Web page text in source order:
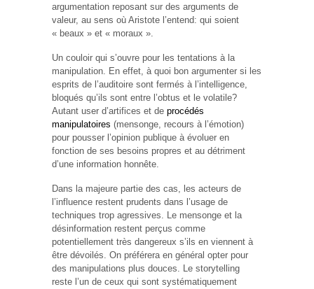
argumentation reposant sur des arguments de
valeur, au sens où Aristote l’entend: qui soient
« beaux » et « moraux ».
Un couloir qui s’ouvre pour les tentations à la
manipulation. En effet, à quoi bon argumenter si les
esprits de l’auditoire sont fermés à l’intelligence,
bloqués qu’ils sont entre l’obtus et le volatile?
Autant user d’artifices et de procédés
manipulatoires (mensonge, recours à l’émotion)
pour pousser l’opinion publique à évoluer en
fonction de ses besoins propres et au détriment
d’une information honnête.
Dans la majeure partie des cas, les acteurs de
l’influence restent prudents dans l’usage de
techniques trop agressives. Le mensonge et la
désinformation restent perçus comme
potentiellement très dangereux s’ils en viennent à
être dévoilés. On préférera en général opter pour
des manipulations plus douces. Le storytelling
reste l’un de ceux qui sont systématiquement